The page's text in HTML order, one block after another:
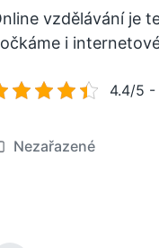
vzdělávání je
i
4.4/5 -
Nezařazené